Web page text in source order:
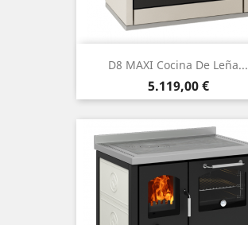
D8 MAXI Cocina De Leña...
Precio
5.119,00 €